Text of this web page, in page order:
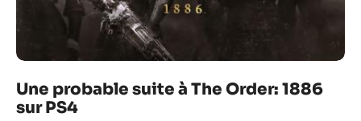
Une probable suite à The Order: 1886
sur PS4